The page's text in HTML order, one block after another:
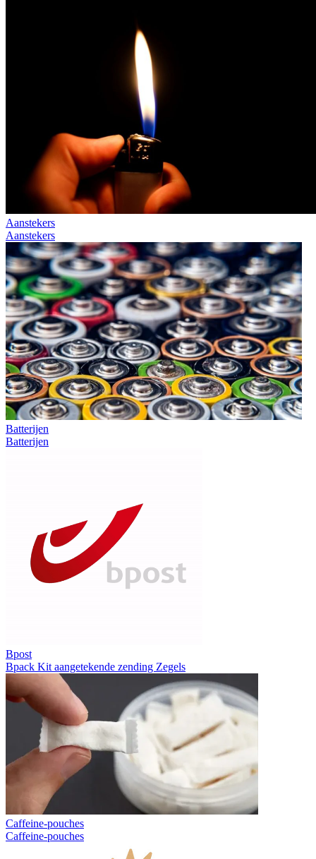
Aanstekers
Aanstekers
Batterijen
Batterijen
Bpost
Bpack Kit aangetekende zending Zegels
Caffeine-pouches
Caffeine-pouches